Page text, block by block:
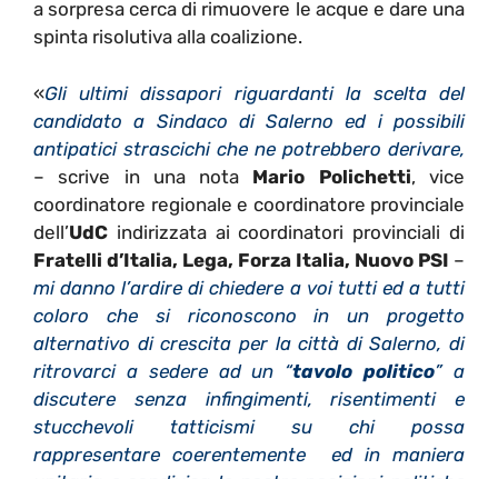
a sorpresa cerca di rimuovere le acque e dare una
spinta risolutiva alla coalizione.
«Gli ultimi dissapori riguardanti la scelta del
candidato a Sindaco di Salerno ed i possibili
antipatici strascichi che ne potrebbero derivare,
– scrive in una nota Mario Polichetti, vice
coordinatore regionale e coordinatore provinciale
dell’UdC indirizzata ai coordinatori provinciali di
Fratelli d’Italia, Lega, Forza Italia, Nuovo PSI –
mi danno l’ardire di chiedere a voi tutti ed a tutti
coloro che si riconoscono in un progetto
alternativo di crescita per la città di Salerno, di
ritrovarci a sedere ad un “tavolo politico” a
discutere senza infingimenti, risentimenti e
stucchevoli tatticismi su chi possa
rappresentare coerentemente ed in maniera